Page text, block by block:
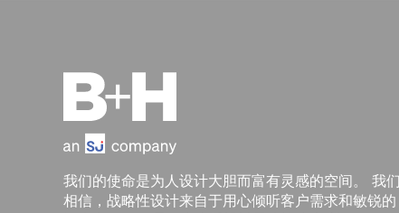
我们的使命是为人设计大胆而富有灵感的空间。 我们
相信，战略性设计来自于用心倾听客户需求和敏锐的